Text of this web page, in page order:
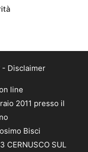
- Disclaimer
line
2011 presso il
Bisci
CERNUSCO SUL